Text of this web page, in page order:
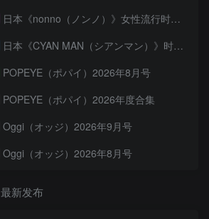
日本《nonno（ノンノ）》女性流行时尚资讯杂志 PDF电子版【2026年·全年订阅】
日本《CYAN MAN（シアンマン）》时髦发妆服饰流行杂志 PDF电子版【2026年·全年订阅】
POPEYE（ポパイ）2026年8月号
POPEYE（ポパイ）2026年度合集
Oggi（オッジ）2026年9月号
Oggi（オッジ）2026年8月号
最新发布